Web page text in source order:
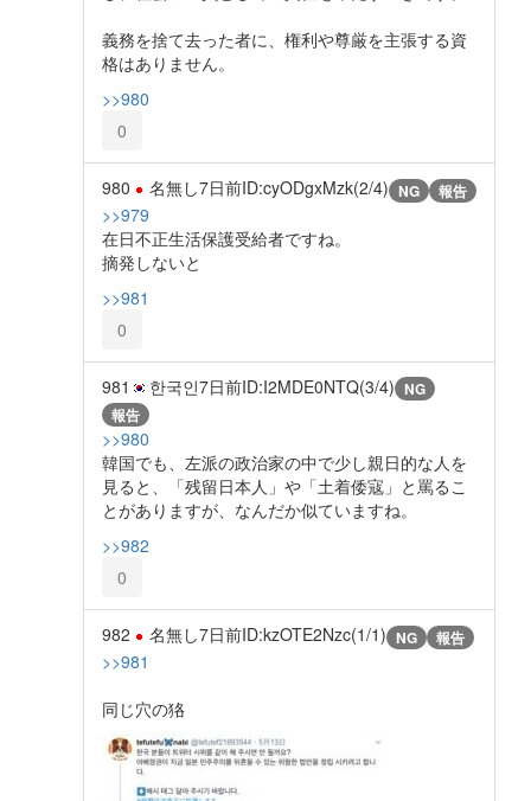
義務を捨て去った者に、権利や尊厳を主張する資
格はありません。
>>980
0
980 名無し7日前ID:cyODgxMzk(2/4) NG 報告
>>979
在日不正生活保護受給者ですね。
摘発しないと
>>981
0
981 한국인7日前ID:I2MDE0NTQ(3/4) NG
報告
>>980
韓国でも、左派の政治家の中で少し親日的な人を
見ると、「残留日本人」や「土着倭寇」と罵るこ
とがありますが、なんだか似ていますね。
>>982
0
982 名無し7日前ID:kzOTE2Nzc(1/1) NG 報告
>>981
同じ穴の狢